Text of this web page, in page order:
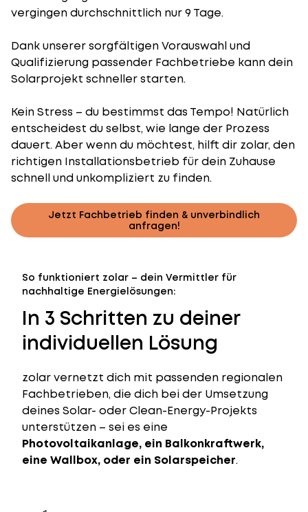
vergingen durchschnittlich nur 9 Tage.
Dank unserer sorgfältigen Vorauswahl und
Qualifizierung passender Fachbetriebe kann dein
Solarprojekt schneller starten.
Kein Stress – du bestimmst das Tempo! Natürlich
entscheidest du selbst, wie lange der Prozess
dauert. Aber wenn du möchtest, hilft dir zolar, den
richtigen Installationsbetrieb für dein Zuhause
schnell und unkompliziert zu finden.
Jetzt Fachbetrieb finden & unverbindlich
anfragen!
So funktioniert zolar – dein Vermittler für
nachhaltige Energielösungen:
In 3 Schritten zu deiner
individuellen Lösung
zolar vernetzt dich mit passenden regionalen
Fachbetrieben, die dich bei der Umsetzung
deines Solar- oder Clean-Energy-Projekts
unterstützen – sei es eine
Photovoltaikanlage, ein Balkonkraftwerk,
eine Wallbox, oder ein Solarspeicher.